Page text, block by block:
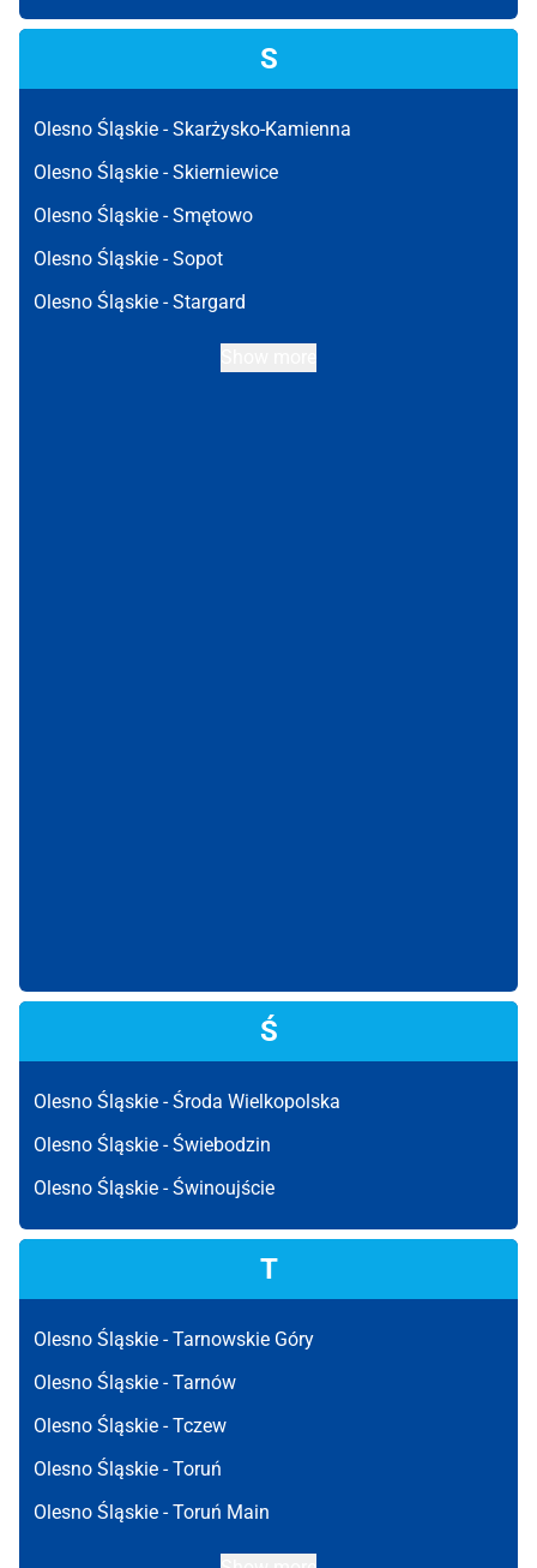
S
Olesno Śląskie -Skarżysko-Kamienna
Olesno Śląskie -Skierniewice
Olesno Śląskie -Smętowo
Olesno Śląskie -Sopot
Olesno Śląskie -Stargard
Ś
Olesno Śląskie -Środa Wielkopolska
Olesno Śląskie -Świebodzin
Olesno Śląskie -Świnoujście
T
Olesno Śląskie -Tarnowskie Góry
Olesno Śląskie -Tarnów
Olesno Śląskie -Tczew
Olesno Śląskie -Toruń
Olesno Śląskie -Toruń Main